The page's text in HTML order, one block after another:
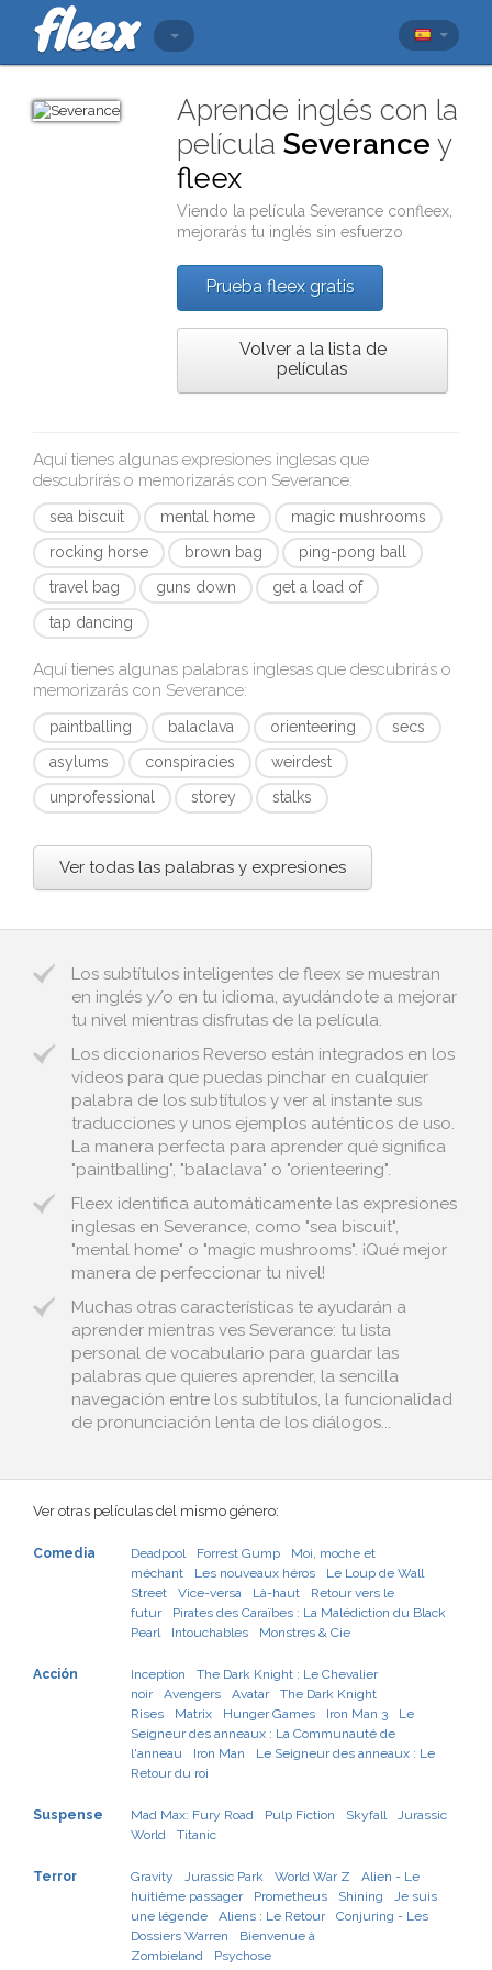
Aprende inglés con la
películaSeverance y
fleex
Viendo la película Severance confleex
mejorarás tu inglés sin esfuerzo
Prueba fleex gratis
Volver a la lista de
películas
Aquí tienes algunas expresiones inglesas que
descubrirás o memorizarás con Severance:
sea biscuit mental home
magic mushrooms
rocking horse
brown bag
ping-pong ball
travel bag
guns down
get a load of
tap dancing
Aquí tienes algunas palabras inglesas que descubrirás o
memorizarás con Severance:
paintballing balaclava orienteering
secs
asylums
conspiracies
weirdest
unprofessional
storey stalks
Ver todas las palabras y expresiones
Los subtítulos inteligentes de fleex se muestran
en inglés y/o en tu idioma, ayudándote a mejorar
tu nivel mientras disfrutas de la película.
Los diccionarios Reverso están integrados en los
vídeos para que puedas pinchar en cualquier
palabra de los subtítulos y ver al instante sus
traducciones y unos ejemplos auténticos de uso.
La manera perfecta para aprender qué significa
"paintballing", "balaclava" o "orienteering".
Fleex identifica automáticamente las expresiones
inglesas en Severance, como "sea biscuit",
"mental home" o "magic mushrooms". ¡Qué mejor
manera de perfeccionar tu nivel!
Muchas otras características te ayudarán a
aprender mientras ves Severance: tu lista
personal de vocabulario para guardar las
palabras que quieres aprender, la sencilla
navegación entre los subtítulos, la funcionalidad
de pronunciación lenta de los diálogos...
Ver otras películas del mismo género:
Comedia Deadpool Forrest Gump
Moi, moche et
méchant
Les nouveaux héros
Le Loup de Wall
Street
Vice-versa Là-haut
Retour vers le
futur
Pirates des Caraïbes : La Malédiction du Black
Pearl
Intouchables Monstres & Cie
Acción Inception
The Dark Knight : Le Chevalier
noir
Avengers Avatar
The Dark Knight
Rises
Matrix Hunger Games Iron Man 3
Le
Seigneur des anneaux : La Communauté de
l'anneau
Iron Man
Le Seigneur des anneaux : Le
Retour du roi
Suspense Mad Max: Fury Road Pulp Fiction Skyfall
Jurassic
World
Titanic
Terror Gravity Jurassic Park World War Z
Alien - Le
huitième passager
Prometheus Shining
Je suis
une légende
Aliens : Le Retour
Conjuring - Les
Dossiers Warren
Bienvenue à
Zombieland
Psychose